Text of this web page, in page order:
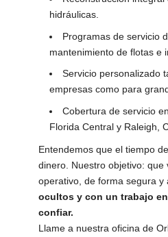
hidráulicas.
Programas de servicio
mantenimiento de flotas e
Servicio personalizado
empresas como para
Cobertura de servicio
Florida Central y Raleigh,
Entendemos que el tiempo
dinero. Nuestro objetivo: que
operativo, de forma segura y
ocultos y con un trabajo
confiar.
Llame a nuestra oficina de